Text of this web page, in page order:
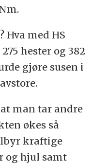
Hva med HS
hester og 382
gjøre susen i
man tar andre
økes så
kraftige
og hjul samt